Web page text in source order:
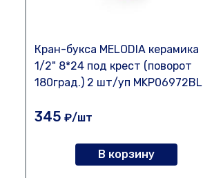
Кран-букса MELODIA керамика
1/2" 8*24 под крест (поворот
180град.) 2 шт/уп MKP06972BL
345 ₽/шт
В корзину